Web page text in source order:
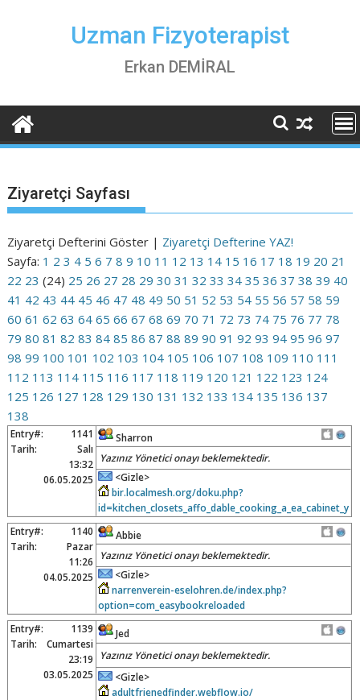
Uzman Fizyoterapist
Erkan DEMİRAL
Ziyaretçi Sayfası
Ziyaretçi Defterini Göster | Ziyaretçi Defterine YAZ!
Sayfa: 1 2 3 4 5 6 7 8 9 10 11 12 13 14 15 16 17 18 19 20 21
22 23 (24) 25 26 27 28 29 30 31 32 33 34 35 36 37 38 39 40
41 42 43 44 45 46 47 48 49 50 51 52 53 54 55 56 57 58 59
60 61 62 63 64 65 66 67 68 69 70 71 72 73 74 75 76 77 78
79 80 81 82 83 84 85 86 87 88 89 90 91 92 93 94 95 96 97
98 99 100 101 102 103 104 105 106 107 108 109 110 111
112 113 114 115 116 117 118 119 120 121 122 123 124
125 126 127 128 129 130 131 132 133 134 135 136 137
138
Entry#:
1141
Tarih:
Salı
13:32
06.05.2025
Sharron
Yazınız Yönetici onayı beklemektedir.
<Gizle>
bir.localmesh.org/doku.php?
id=kitchen_closets_affo_dable_cooking_a_ea_cabinet_y
Entry#:
1140
Tarih:
Pazar
11:26
04.05.2025
Abbie
Yazınız Yönetici onayı beklemektedir.
<Gizle>
narrenverein-eselohren.de/index.php?
option=com_easybookreloaded
Entry#:
1139
Tarih:
Cumartesi
23:19
03.05.2025
Jed
Yazınız Yönetici onayı beklemektedir.
<Gizle>
adultfrienedfinder.webflow.io/